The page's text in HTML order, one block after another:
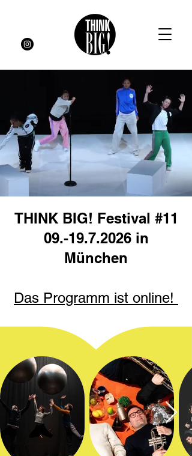
THINK BIG! Festival #11
09.-19.7.2026in
München
Das Programm ist online!